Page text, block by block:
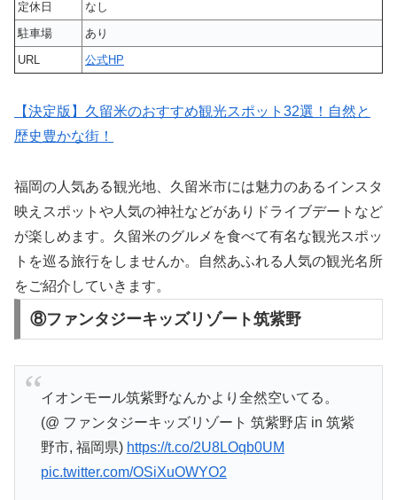
定休日
なし
駐車場
あり
URL
公式HP
【決定版】久留米のおすすめ観光スポット32選！自然と
歴史豊かな街！
福岡の人気ある観光地、久留米市には魅力のあるインスタ
映えスポットや人気の神社などがありドライブデートなど
が楽しめます。久留米のグルメを食べて有名な観光スポッ
トを巡る旅行をしませんか。自然あふれる人気の観光名所
をご紹介していきます。
⑧ファンタジーキッズリゾート筑紫野
イオンモール筑紫野なんかより全然空いてる。
(@ ファンタジーキッズリゾート 筑紫野店 in 筑紫
野市, 福岡県) https://t.co/2U8LOqb0UM
pic.twitter.com/OSiXuOWYO2